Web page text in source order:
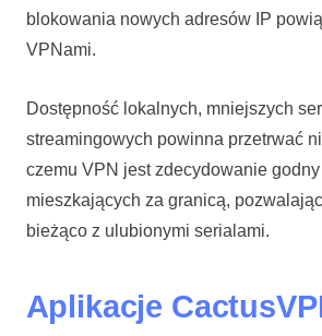
blokowania nowych adresów IP
VPNami.
Dostępność lokalnych, mniejszych
streamingowych powinna przetrwać
czemu VPN jest zdecydowanie
mieszkających za granicą,
bieżąco z ulubionymi serialami.
Aplikacje